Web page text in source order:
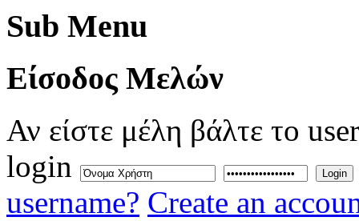
Sub Menu
Eίσοδος Μελών
Αν είστε μέλη βάλτε το
login
Login
username? Create an